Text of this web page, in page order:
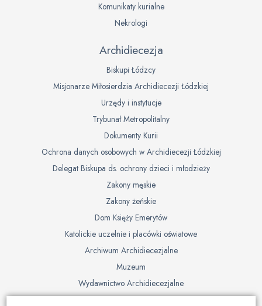
Komunikaty kurialne
Nekrologi
Archidiecezja
Biskupi Łódzcy
Misjonarze Miłosierdzia Archidiecezji Łódzkiej
Urzędy i instytucje
Trybunał Metropolitalny
Dokumenty Kurii
Ochrona danych osobowych w Archidiecezji Łódzkiej
Delegat Biskupa ds. ochrony dzieci i młodzieży
Zakony męskie
Zakony żeńskie
Dom Księży Emerytów
Katolickie uczelnie i placówki oświatowe
Archiwum Archidiecezjalne
Muzeum
Wydawnictwo Archidiecezjalne
Cmentarze